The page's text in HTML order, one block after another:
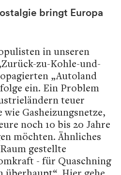
bringt Europa
in unseren
zu-Kohle-und-
„Autoland
ein. Ein Problem
teuer
wie Gasheizungsnetze,
noch 10 bis 20 Jahre
möchten. Ähnliches
gestellte
- für Quaschning